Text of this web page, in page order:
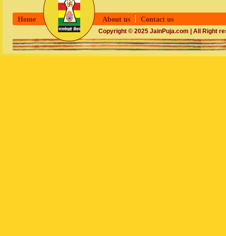
Home About us Contact us
Copyright © 2025 JainPuja.com | All Right